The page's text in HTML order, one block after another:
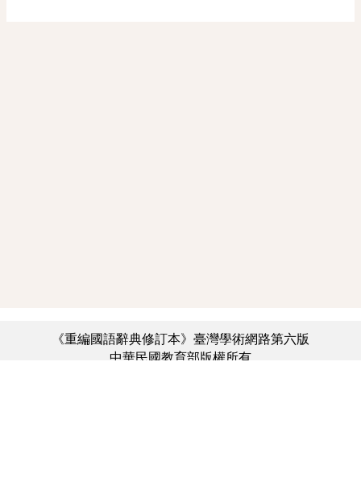
《重編國語辭典修訂本》臺灣學術網路第六版
中華民國教育部版權所有